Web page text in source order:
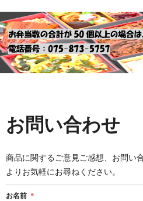
お問い合わせ
商品に関するご意見ご感想、お問い
よりお気軽にお尋ねください。
お名前 ＊